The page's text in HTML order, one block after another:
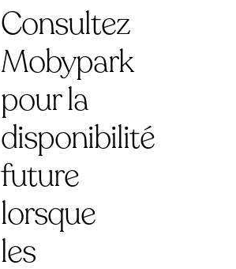
Consultez
Mobypark
pour la
disponibilité
future
lorsque
les